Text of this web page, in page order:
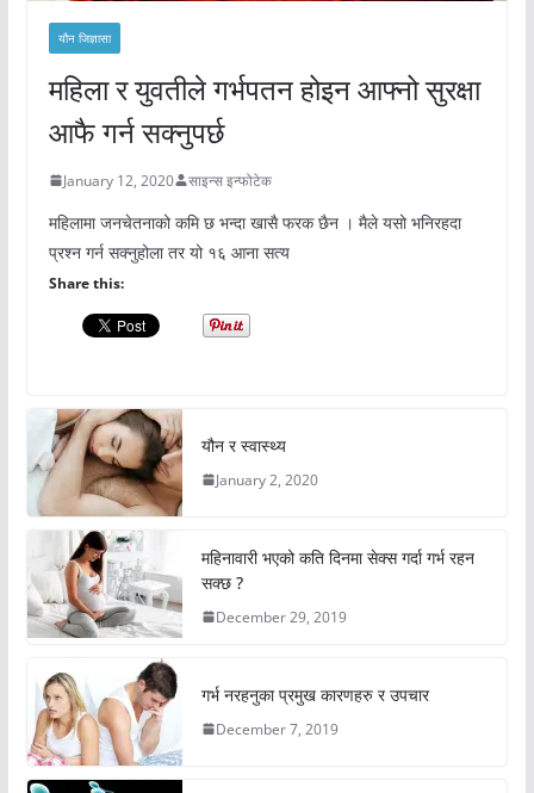
यौन जिज्ञासा
महिला र युवतीले गर्भपतन होइन आफ्नो सुरक्षा
आफै गर्न सक्नुपर्छ
January 12, 2020 साइन्स इन्फोटेक
महिलामा जनचेतनाको कमि छ भन्दा खासै फरक छैन । मैले यसो भनिरहदा
प्रश्न गर्न सक्नुहोला तर यो १६ आना सत्य
Share this:
यौन र स्वास्थ्य
January 2, 2020
महिनावारी भएको कति दिनमा सेक्स गर्दा गर्भ रहन
सक्छ ?
December 29, 2019
गर्भ नरहनुका प्रमुख कारणहरु र उपचार
December 7, 2019